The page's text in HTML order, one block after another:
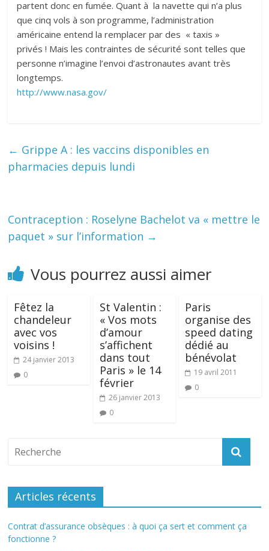
partent donc en fumée. Quant à la navette qui n’a plus
que cinq vols à son programme, l’administration
américaine entend la remplacer par des « taxis »
privés ! Mais les contraintes de sécurité sont telles que
personne n’imagine l’envoi d’astronautes avant très
longtemps.
http://www.nasa.gov/
← Grippe A : les vaccins disponibles en
pharmacies depuis lundi
Contraception : Roselyne Bachelot va « mettre le
paquet » sur l’information →
Vous pourrez aussi aimer
Fêtez la
chandeleur
avec vos
voisins !
24 janvier 2013
0
St Valentin :
« Vos mots
d’amour
s’affichent
dans tout
Paris » le 14
février
26 janvier 2013
0
Paris
organise des
speed dating
dédié au
bénévolat
19 avril 2011
0
Articles récents
Contrat d’assurance obsèques : à quoi ça sert et comment ça
fonctionne ?